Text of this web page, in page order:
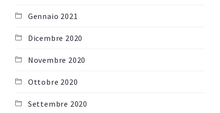
Gennaio 2021
Dicembre 2020
Novembre 2020
Ottobre 2020
Settembre 2020